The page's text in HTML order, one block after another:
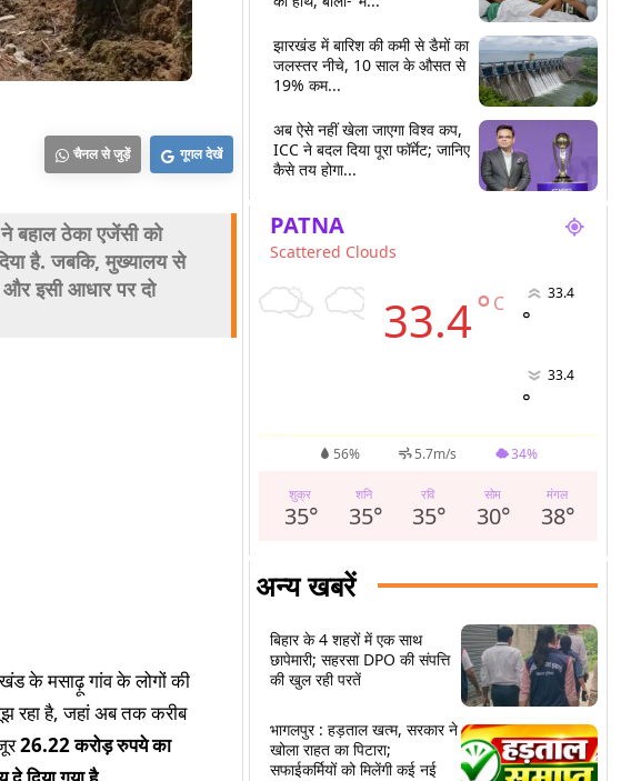
गूगल देखें
चैनल से जुड़ें
बहाल ठेका एजेंसी को
है. जबकि, मुख्यालय से
और इसी आधार पर दो
के मसाढ़ू गांव के लोगों की
रहा है, जहां अब तक करीब
26.22 करोड़ रुपये का
झारखंड में बारिश की कमी से डैमों का
जलस्तर नीचे, 10 साल के औसत से
19% कम...
अब ऐसे नहीं खेला जाएगा विश्व कप,
ICC ने बदल दिया पूरा फॉर्मेट; जानिए
कैसे तय होगा...
PATNA
Scattered Clouds
33.4° C 33.4
°
33.4
°
56% 5.7m/s 34%
शुक्र
35°
शनि
35°
रवि
35°
सोम
30°
मंगल
38°
अन्य खबरें
बिहार के 4 शहरों में एक साथ
छापेमारी; सहरसा DPO की संपत्ति
की खुल रही परतें
भागलपुर : हड़ताल खत्म, सरकार ने
खोला राहत का पिटारा;
सफाईकर्मियों को मिलेंगी कई नई